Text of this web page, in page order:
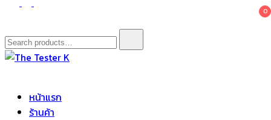
The Tester K
Korean cosmetics 0
Search
for:
หน้าแรก
ร้านค้า